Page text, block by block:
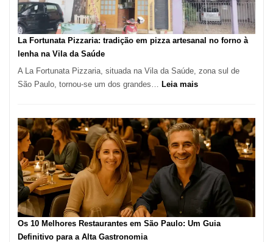
Restaurantes
Mais
Icônicos
La Fortunata Pizzaria: tradição em pizza artesanal no forno à
lenha na Vila da Saúde
A La Fortunata Pizzaria, situada na Vila da Saúde, zona sul de
São Paulo, tornou-se um dos grandes… Leia mais:
Pizzaria:
tradição
em
pizza
artesanal
forno
à
Os 10 Melhores Restaurantes em São Paulo: Um Guia
Definitivo para a Alta Gastronomia